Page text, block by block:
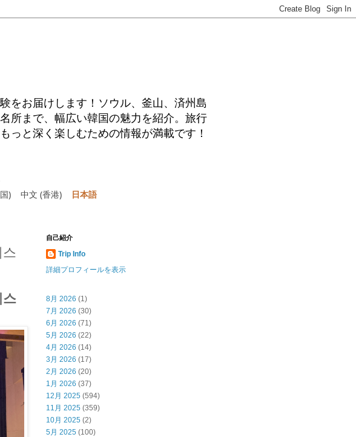
をお届けします！ソウル、釜山、済州島
所まで、幅広い韓国の魅力を紹介。旅行
っと深く楽しむための情報が満載です！
) 中文 (香港) 日本語
自己紹介
Trip Info
詳細プロフィールを表示
8月 2026 (1)
7月 2026 (30)
6月 2026 (71)
5月 2026 (22)
4月 2026 (14)
3月 2026 (17)
2月 2026 (20)
1月 2026 (37)
12月 2025 (594)
11月 2025 (359)
10月 2025 (2)
5月 2025 (100)